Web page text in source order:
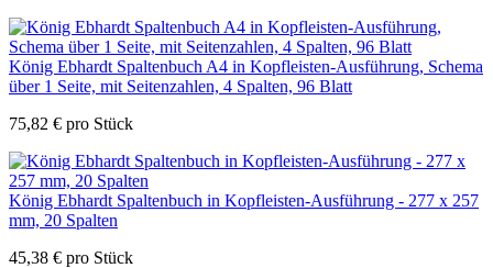
König Ebhardt Spaltenbuch A4 in Kopfleisten-Ausführung, Schema
über 1 Seite, mit Seitenzahlen, 4 Spalten, 96 Blatt
75,82 € pro Stück
König Ebhardt Spaltenbuch in Kopfleisten-Ausführung - 277 x 257
mm, 20 Spalten
45,38 € pro Stück